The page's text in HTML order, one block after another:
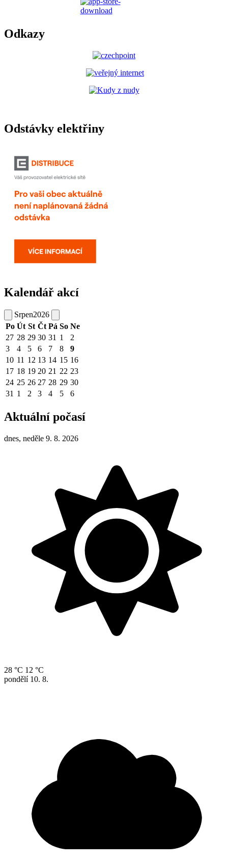
Odkazy
Odstávky elektřiny
Kalendář akcí
Srpen2026
Po Út St Čt Pá So Ne
27 28 29 30 31 1
2
3
4 5 6 7 8
9
10 11 12 13 14 15 16
17 18 19 20 21 22 23
24 25 26 27 28 29 30
31 1 2 3 4 5 6
Aktuální počasí
dnes, neděle 9. 8. 2026
28 °C 12 °C
pondělí 10. 8.